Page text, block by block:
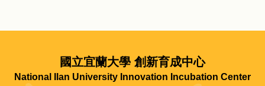
國立宜蘭大學 創新育成中心
National Ilan University Innovation Incubation Center